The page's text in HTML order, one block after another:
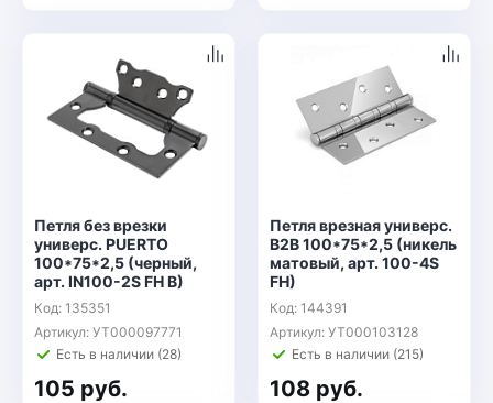
Петля без врезки
универс. PUERTO
100*75*2,5 (черный,
арт. IN100-2S FH B)
Код: 135351
Артикул: УТ000097771
Есть в наличии (28)
105 руб.
Петля врезная универс.
B2B 100*75*2,5 (никель
матовый, арт. 100-4S
FH)
Код: 144391
Артикул: УТ000103128
Есть в наличии (215)
108 руб.